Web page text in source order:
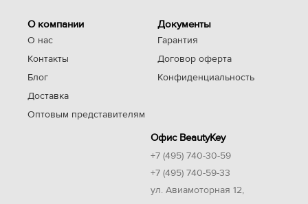
О компании
О нас
Контакты
Блог
Доставка
Оптовым представителям
Документы
Гарантия
Договор оферта
Конфиденциальность
Офис BeautyKey
+7 (495) 740-30-59
+7 (495) 740-59-33
ул. Авиамоторная 12,